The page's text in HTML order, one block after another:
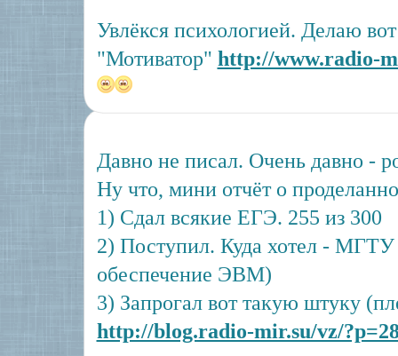
Увлёкся психологией. Делаю
"Мотиватор" http://www.radio-
Давно не писал. Очень давно -
Ну что, мини отчёт о
1) Сдал всякие ЕГЭ. 255 из 300
2) Поступил. Куда хотел -
обеспечение ЭВМ)
3) Запрогал вот такую штуку
http://blog.radio-mir.su/vz/